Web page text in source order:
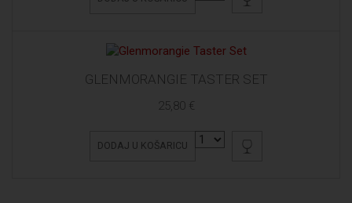
GLENMORANGIE TASTER SET
25,80 €
DODAJ U KOŠARICU